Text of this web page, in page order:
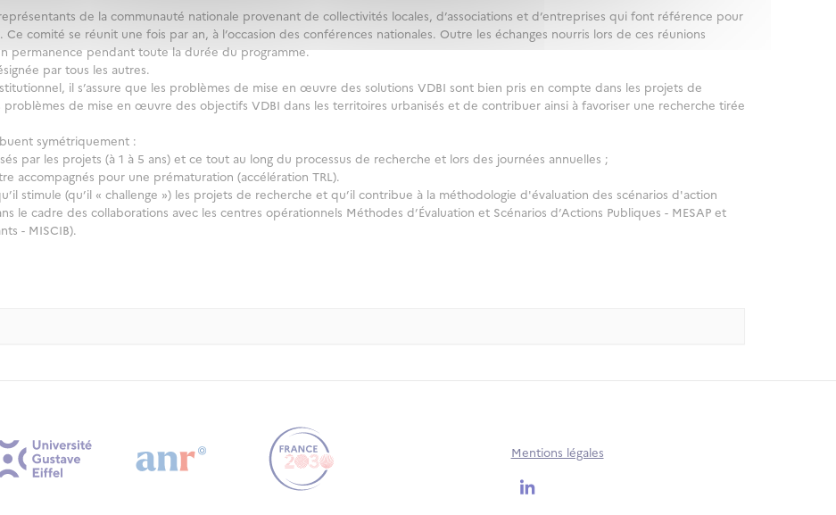
de la communauté nationale provenant de collectivités locales, d’associations et d’entreprises qui font référence pour
Ce comité se réunit une fois par an, à l’occasion des conférences nationales. Outre les échanges nourris lors de ces réunions
permanence pendant toute la durée du programme.
par tous les autres.
il s’assure que les problèmes de mise en œuvre des solutions VDBI sont bien pris en compte dans les projets de
de mise en œuvre des objectifs VDBI dans les territoires urbanisés et de contribuer ainsi à favoriser une recherche tirée
symétriquement :
par les projets (à 1 à 5 ans) et ce tout au long du processus de recherche et lors des journées annuelles ;
pour une prématuration (accélération TRL).
stimule (qu’il « challenge ») les projets de recherche et qu’il contribue à la méthodologie d'évaluation des scénarios d'action
le cadre des collaborations avec les centres opérationnels Méthodes d’Évaluation et Scénarios d’Actions Publiques - MESAP et
- MISCIB).
Mentions légales